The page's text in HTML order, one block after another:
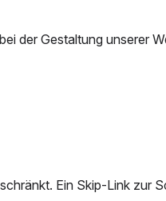
der Gestaltung unserer
Ein Skip-Link zur